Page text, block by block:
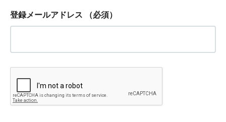
登録メールアドレス （必須）